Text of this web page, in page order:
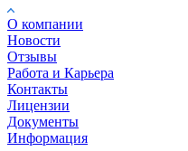
О компании
Новости
Отзывы
Работа и Карьера
Контакты
Лицензии
Документы
Информация